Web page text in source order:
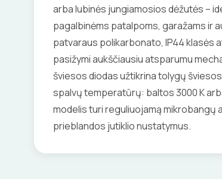
arba lubinės jungiamosios dėžutės –
pagalbinėms patalpoms, garažams ir
patvaraus polikarbonato, IP44 klasės
pasižymi aukščiausiu atsparumu
šviesos diodas užtikrina tolygų
spalvų temperatūrų: baltos 3000 K
modelis turi reguliuojamą mikrobangų
prieblandos jutiklio nustatymus.